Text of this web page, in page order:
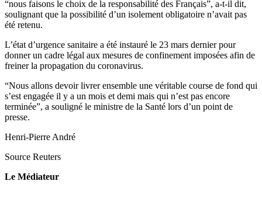
“nous faisons le choix de la responsabilité des Français”, a-t-il dit,
soulignant que la possibilité d’un isolement obligatoire n’avait pas
été retenu.
L’état d’urgence sanitaire a été instauré le 23 mars dernier pour
donner un cadre légal aux mesures de confinement imposées afin de
freiner la propagation du coronavirus.
“Nous allons devoir livrer ensemble une véritable course de fond qui
s’est engagée il y a un mois et demi mais qui n’est pas encore
terminée”, a souligné le ministre de la Santé lors d’un point de
presse.
Henri-Pierre André
Source Reuters
Le Médiateur